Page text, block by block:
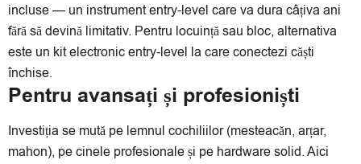
incluse — un instrument entry-level care va dura câțiva ani
fără să devină limitativ. Pentru locuință sau bloc, alternativa
este un kit electronic entry-level la care conectezi căști
închise.
Pentru avansați și profesioniști
Investiția se mută pe lemnul cochiliilor (mesteacăn, arțar,
mahon), pe cinele profesionale și pe hardware solid. Aici